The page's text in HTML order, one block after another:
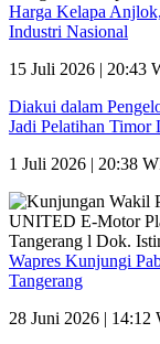
Harga Kelapa
Industri Nasional
15 Juli 2026 | 20:43
Diakui dalam
Jadi Pelatihan Timor
1 Juli 2026 | 20:38
Wapres Kunjungi
Tangerang
28 Juni 2026 | 14:12